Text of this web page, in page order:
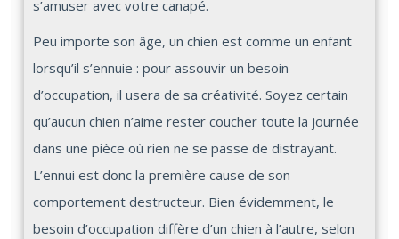
s’amuser avec votre canapé.
Peu importe son âge, un chien est comme un enfant
lorsqu’il s’ennuie : pour assouvir un besoin
d’occupation, il usera de sa créativité. Soyez certain
qu’aucun chien n’aime rester coucher toute la journée
dans une pièce où rien ne se passe de distrayant.
L’ennui est donc la première cause de son
comportement destructeur. Bien évidemment, le
besoin d’occupation diffère d’un chien à l’autre, selon